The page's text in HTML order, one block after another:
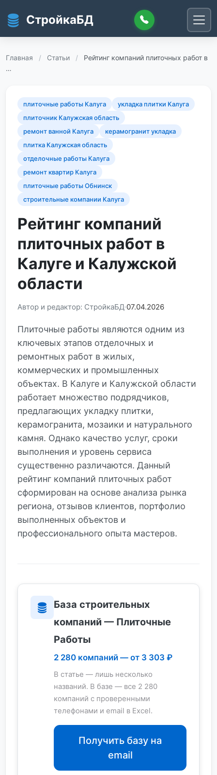
СтройкаБД
Главная / Статьи /
Рейтинг компаний плиточных работ в
…
плиточные работы Калуга
укладка плитки Калуга
плиточник Калужская область
ремонт ванной Калуга
керамогранит укладка
плитка Калужская область
отделочные работы Калуга
ремонт квартир Калуга
плиточные работы Обнинск
строительные компании Калуга
Рейтинг компаний
плиточных работ в
Калуге и Калужской
области
Автор и редактор: СтройкаБД 07.04.2026
Плиточные работы являются одним из
ключевых этапов отделочных и
ремонтных работ в жилых,
коммерческих и промышленных
объектах. В Калуге и Калужской области
работает множество подрядчиков,
предлагающих укладку плитки,
керамогранита, мозаики и натурального
камня. Однако качество услуг, сроки
выполнения и уровень сервиса
существенно различаются. Данный
рейтинг компаний плиточных работ
сформирован на основе анализа рынка
региона, отзывов клиентов, портфолио
выполненных объектов и
профессионального опыта мастеров.
База строительных
компаний — Плиточные
Работы
2 280 компаний — от 3 303 ₽
В статье — лишь несколько
названий. В базе — все 2 280
компаний с проверенными
телефонами и email в Excel.
Получить базу на
email